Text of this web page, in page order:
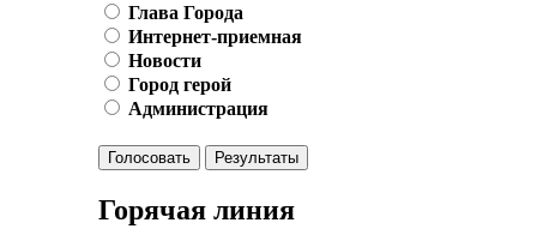
Глава Города
Интернет-приемная
Новости
Город герой
Администрация
Голосовать Результаты
Горячая линия